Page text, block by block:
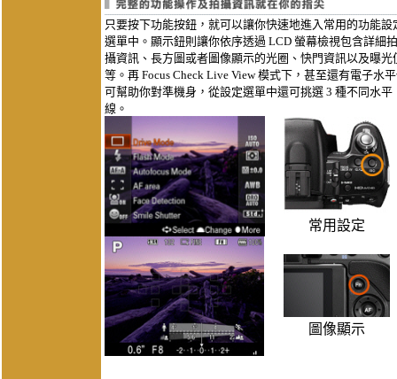
只要按下功能按鈕，就可以讓你快速地進入常用的功能設
選單中。顯示鈕則讓你依序透過 LCD 螢幕檢視包含詳細拍
攝資訊、長方圖或者圖像顯示的光圈、快門資訊以及曝光
等。再 Focus Check Live View 模式下，甚至還有電子水
可幫助你對準機身，從設定選單中還可挑選 3 種不同水平
線。
常用設定
圖像顯示